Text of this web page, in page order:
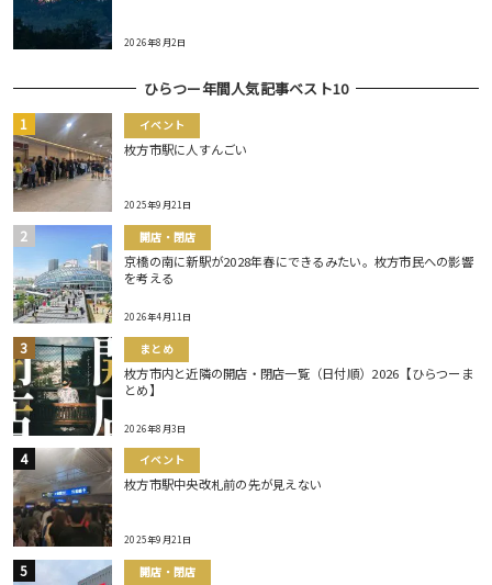
2026年8月2日
ひらつー年間人気記事ベスト10
イベント
枚方市駅に人すんごい
2025年9月21日
開店・閉店
京橋の南に新駅が2028年春にできるみたい。枚方市民への影響
を考える
2026年4月11日
まとめ
枚方市内と近隣の開店・閉店一覧（日付順）2026【ひらつーま
とめ】
2026年8月3日
イベント
枚方市駅中央改札前の先が見えない
2025年9月21日
開店・閉店